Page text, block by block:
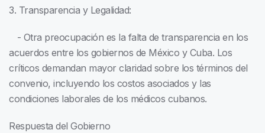
3. Transparencia y Legalidad:
- Otra preocupación es la falta de transparencia en los
acuerdos entre los gobiernos de México y Cuba. Los
críticos demandan mayor claridad sobre los términos del
convenio, incluyendo los costos asociados y las
condiciones laborales de los médicos cubanos.
Respuesta del Gobierno